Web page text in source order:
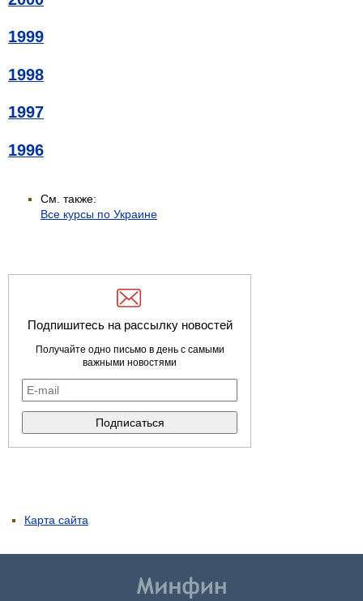
1999
1998
1997
1996
См. также:
Все курсы по Украине
Подпишитесь на рассылку новостей
Получайте одно письмо в день с самыми
важными новостями
Карта сайта